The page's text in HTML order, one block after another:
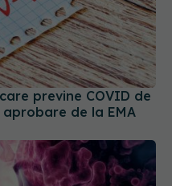
previne COVID de
de la EMA